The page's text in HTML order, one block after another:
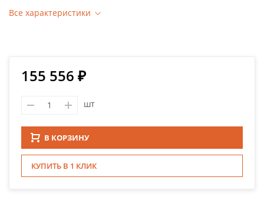
Все характеристики
155 556 ₽
шт
В КОРЗИНУ
КУПИТЬ В 1 КЛИК